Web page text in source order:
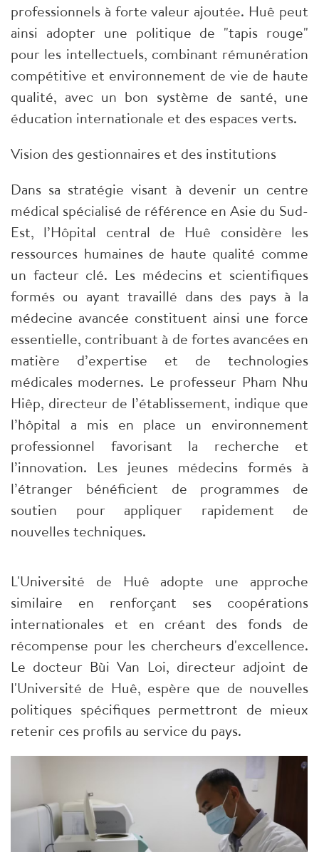
professionnels à forte valeur ajoutée. Huê peut
ainsi adopter une politique de "tapis rouge"
pour les intellectuels, combinant rémunération
compétitive et environnement de vie de haute
qualité, avec un bon système de santé, une
éducation internationale et des espaces verts.
Vision des gestionnaires et des institutions
​Dans sa stratégie visant à devenir un centre
médical spécialisé de référence en Asie du Sud-
Est, l’Hôpital central de Huê considère les
ressources humaines de haute qualité comme
un facteur clé. Les médecins et scientifiques
formés ou ayant travaillé dans des pays à la
médecine avancée constituent ainsi une force
essentielle, contribuant à de fortes avancées en
matière d’expertise et de technologies
médicales modernes. Le professeur Pham Nhu
Hiêp, directeur de l’établissement, indique que
l’hôpital a mis en place un environnement
professionnel favorisant la recherche et
l’innovation. Les jeunes médecins formés à
l’étranger bénéficient de programmes de
soutien pour appliquer rapidement de
nouvelles techniques.
​L'Université de Huê adopte une approche
similaire en renforçant ses coopérations
internationales et en créant des fonds de
récompense pour les chercheurs d'excellence.
Le docteur Bùi Van Loi, directeur adjoint de
l'Université de Huê, espère que de nouvelles
politiques spécifiques permettront de mieux
retenir ces profils au service du pays.